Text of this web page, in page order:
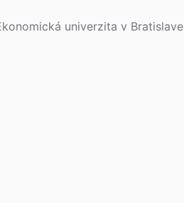
univerzita v Bratislave